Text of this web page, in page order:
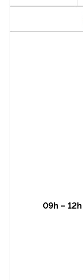
09h – 12h